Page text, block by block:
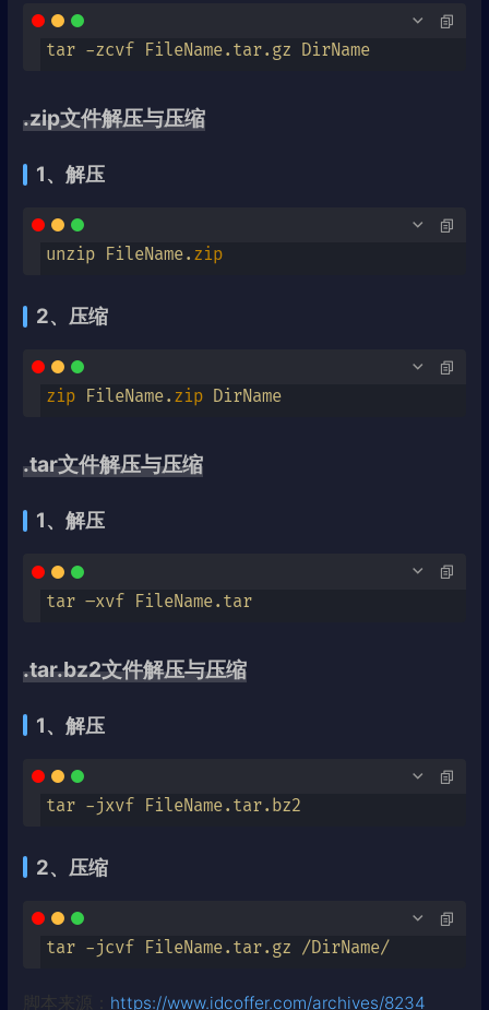
tar -zcvf FileName.tar.gz DirName
.zip文件解压与压缩
1、解压
unzip FileName. zip
2、压缩
zip FileName. zip DirName
.tar文件解压与压缩
1、解压
tar –xvf FileName.tar
.tar.bz2文件解压与压缩
1、解压
tar -jxvf FileName.tar.bz2
2、压缩
tar -jcvf FileName.tar.gz /DirName/
脚本来源： https://www.idcoffer.com/archives/8234